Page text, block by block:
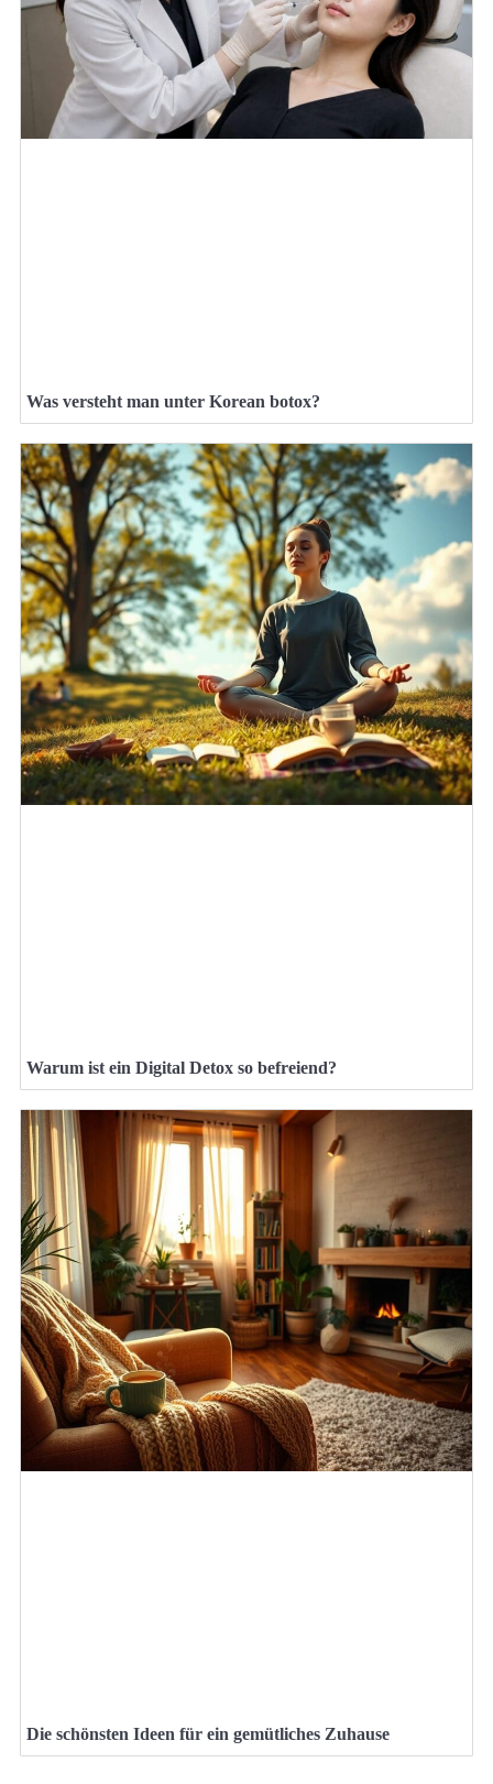
Was versteht man unter Korean botox?
Warum ist ein Digital Detox so befreiend?
Die schönsten Ideen für ein gemütliches Zuhause